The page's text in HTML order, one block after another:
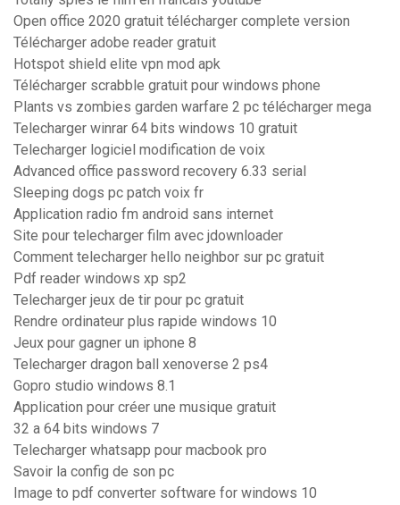
Open office 2020 gratuit télécharger complete version
Télécharger adobe reader gratuit
Hotspot shield elite vpn mod apk
Télécharger scrabble gratuit pour windows phone
Plants vs zombies garden warfare 2 pc télécharger mega
Telecharger winrar 64 bits windows 10 gratuit
Telecharger logiciel modification de voix
Advanced office password recovery 6.33 serial
Sleeping dogs pc patch voix fr
Application radio fm android sans internet
Site pour telecharger film avec jdownloader
Comment telecharger hello neighbor sur pc gratuit
Pdf reader windows xp sp2
Telecharger jeux de tir pour pc gratuit
Rendre ordinateur plus rapide windows 10
Jeux pour gagner un iphone 8
Telecharger dragon ball xenoverse 2 ps4
Gopro studio windows 8.1
Application pour créer une musique gratuit
32 a 64 bits windows 7
Telecharger whatsapp pour macbook pro
Savoir la config de son pc
Image to pdf converter software for windows 10